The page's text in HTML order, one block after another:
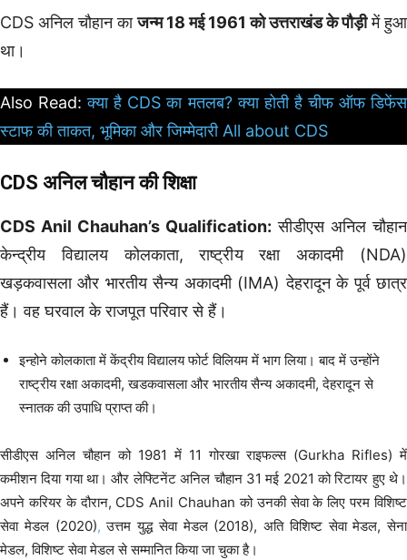
CDS अनिल चौहान काजन्म 18 मई 1961 को उत्तराखंड के पौड़ीमें हुआ
था।
Also Read: क्या है CDS का मतलब? क्या होती है चीफ ऑफ डिफेंस
स्टाफ की ताकत, भूमिका और जिम्मेदारी All about CDS
CDS अनिल चौहान की शिक्षा
CDS Anil Chauhan’s Qualification: सीडीएस अनिल चौहान
केन्द्रीय विद्यालय कोलकाता, राष्ट्रीय रक्षा अकादमी (NDA)
खड़कवासला और भारतीय सैन्य अकादमी (IMA) देहरादून के पूर्व छात्र
हैं। वह घरवाल के राजपूत परिवार से हैं।
इन्होने कोलकाता में केंद्रीय विद्यालय फोर्ट विलियम में भाग लिया। बाद में उन्होंने
राष्ट्रीय रक्षा अकादमी, खडकवासला और भारतीय सैन्य अकादमी, देहरादून से
स्नातक की उपाधि प्राप्त की।
सीडीएस अनिल चौहान को 1981 में 11 गोरखा राइफल्स (Gurkha Rifles) में
कमीशन दिया गया था। और लेफ्टिनेंट अनिल चौहान 31 मई 2021 को रिटायर हुए थे।
अपने करियर के दौरान, CDS Anil Chauhan को उनकी सेवा के लिए परम विशिष्ट
सेवा मेडल (2020), उत्तम युद्ध सेवा मेडल (2018), अति विशिष्ट सेवा मेडल, सेना
मेडल, विशिष्ट सेवा मेडल से सम्मानित किया जा चुका है।